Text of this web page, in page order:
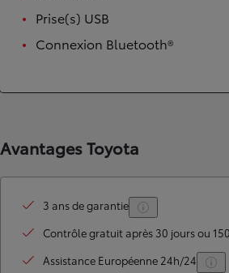
Prise(s) USB
Connexion Bluetooth®
Avantages Toyota
3 ans de garantie
Contrôle gratuit après 30 jours ou
Assistance Européenne 24h/24